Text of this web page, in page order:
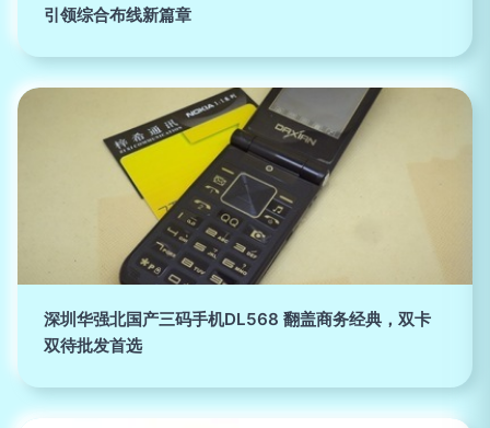
引领综合布线新篇章
深圳华强北国产三码手机DL568 翻盖商务经典，双卡
双待批发首选